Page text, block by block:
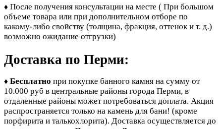
♦ После получения консультации на месте ( При большом
объеме товара или при дополнительном отборе по
какому-либо свойству (толщина, фракция, оттенок и т. д.)
возможно ожидание отгрузки)
Доставка по Перми:
♦ Бесплатно при покупке банного камня на сумму от
10.000 руб в центральные районы города Перми, в
отдаленные районы может потребоваться доплата. Акция
распространяется только на камень для бани! (кроме
порфирита и талькохлорита). Доставка осуществляется до